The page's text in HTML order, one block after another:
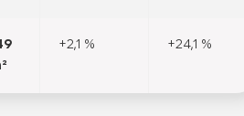
+2,1 % +24,1 %